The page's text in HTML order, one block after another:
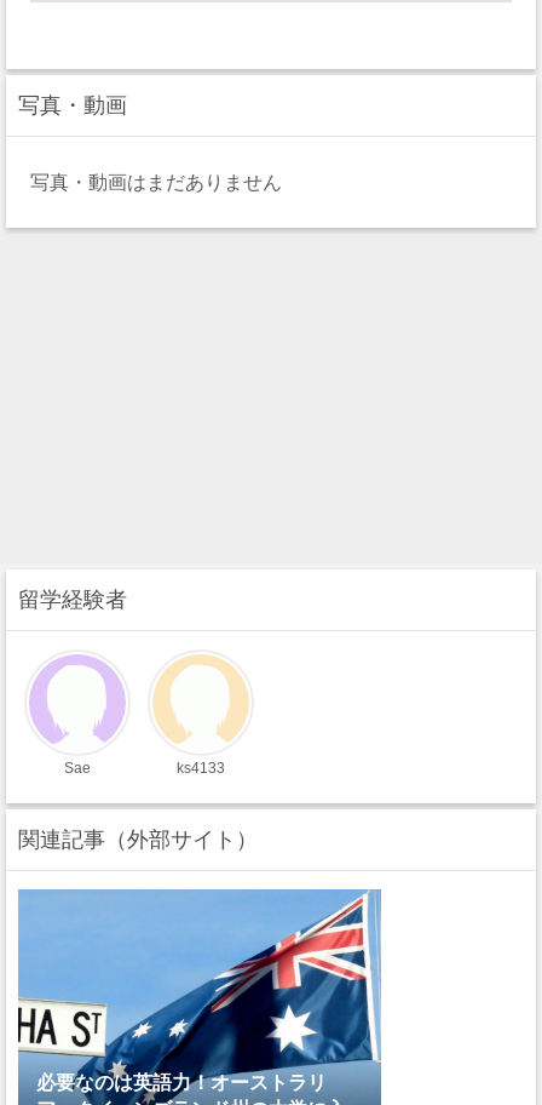
写真・動画
写真・動画はまだありません
留学経験者
Sae ks4133
関連記事（外部サイト）
必要なのは英語力！オーストラリ